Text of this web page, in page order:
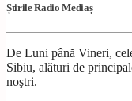
Știrile Radio Mediaș
De Luni până Vineri,
Sibiu, alături de
noştri.